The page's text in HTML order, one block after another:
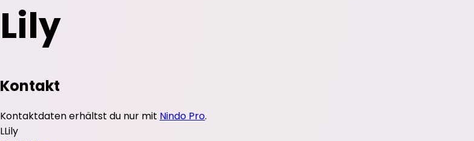
Lily
Kontakt
Kontaktdaten erhältst du nur mit Nindo Pro.
LLily